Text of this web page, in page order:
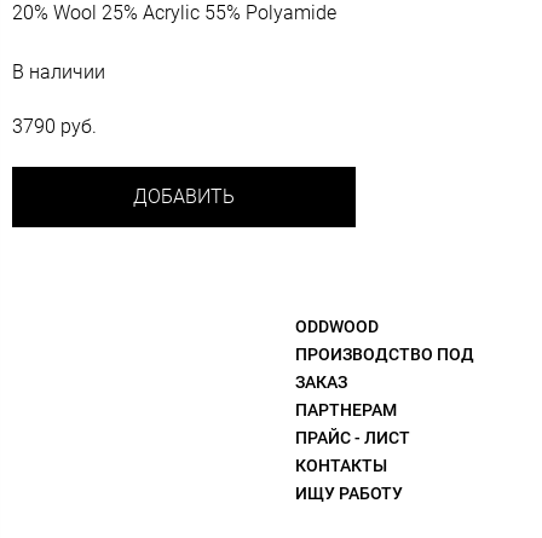
20% Wool 25% Acrylic 55% Polyamide
В наличии
3790 руб.
ДОБАВИТЬ
ODDWOOD
ПРОИЗВОДСТВО ПОД
ЗАКАЗ
ПАРТНЕРАМ
ПРАЙС - ЛИСТ
КОНТАКТЫ
ИЩУ РАБОТУ